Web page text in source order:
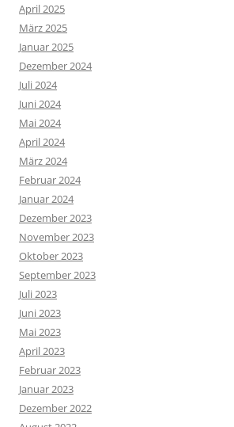
April 2025
März 2025
Januar 2025
Dezember 2024
Juli 2024
Juni 2024
Mai 2024
April 2024
März 2024
Februar 2024
Januar 2024
Dezember 2023
November 2023
Oktober 2023
September 2023
Juli 2023
Juni 2023
Mai 2023
April 2023
Februar 2023
Januar 2023
Dezember 2022